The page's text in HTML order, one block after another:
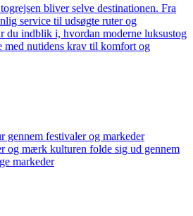
bliver selve destinationen. Fra
service til udsøgte ruter og
du indblik i, hvordan moderne luksustog
med nutidens krav til komfort og
gennem festivaler og markeder
og mærk kulturen folde sig ud gennem
markeder